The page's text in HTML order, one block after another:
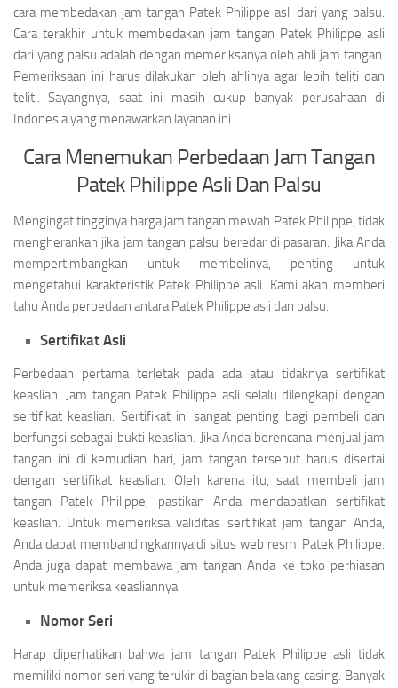
cara membedakan jam tangan Patek Philippe asli dari yang palsu.
Cara terakhir untuk membedakan jam tangan Patek Philippe asli
dari yang palsu adalah dengan memeriksanya oleh ahli jam tangan.
Pemeriksaan ini harus dilakukan oleh ahlinya agar lebih teliti dan
teliti. Sayangnya, saat ini masih cukup banyak perusahaan di
Indonesia yang menawarkan layanan ini.
Cara Menemukan Perbedaan Jam Tangan
Patek Philippe Asli Dan Palsu
Mengingat tingginya harga jam tangan mewah Patek Philippe, tidak
mengherankan jika jam tangan palsu beredar di pasaran. Jika Anda
mempertimbangkan untuk membelinya, penting untuk
mengetahui karakteristik Patek Philippe asli. Kami akan memberi
tahu Anda perbedaan antara Patek Philippe asli dan palsu.
Sertifikat Asli
Perbedaan pertama terletak pada ada atau tidaknya sertifikat
keaslian. Jam tangan Patek Philippe asli selalu dilengkapi dengan
sertifikat keaslian. Sertifikat ini sangat penting bagi pembeli dan
berfungsi sebagai bukti keaslian. Jika Anda berencana menjual jam
tangan ini di kemudian hari, jam tangan tersebut harus disertai
dengan sertifikat keaslian. Oleh karena itu, saat membeli jam
tangan Patek Philippe, pastikan Anda mendapatkan sertifikat
keaslian. Untuk memeriksa validitas sertifikat jam tangan Anda,
Anda dapat membandingkannya di situs web resmi Patek Philippe.
Anda juga dapat membawa jam tangan Anda ke toko perhiasan
untuk memeriksa keasliannya.
Nomor Seri
Harap diperhatikan bahwa jam tangan Patek Philippe asli tidak
memiliki nomor seri yang terukir di bagian belakang casing. Banyak